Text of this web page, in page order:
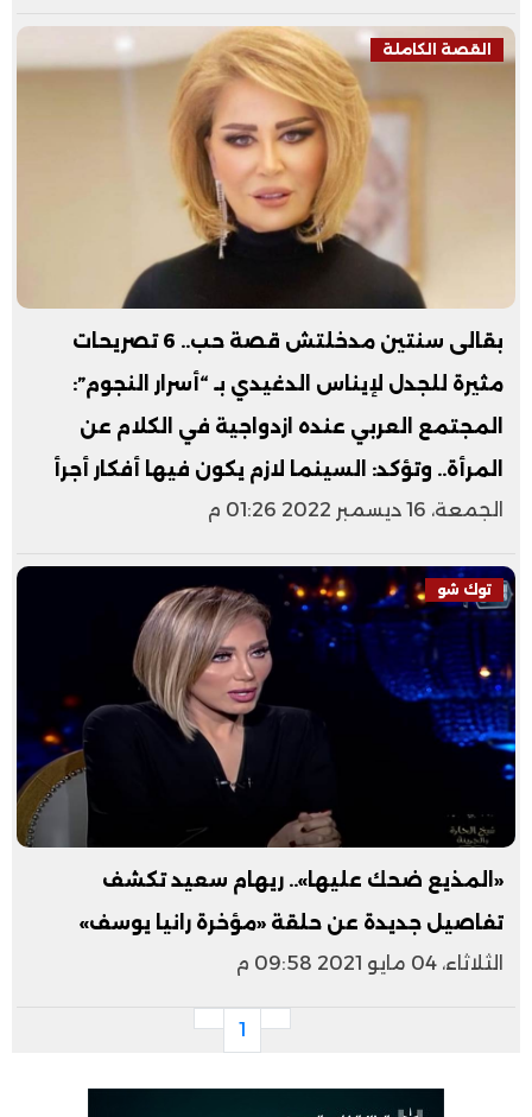
القصة الكاملة
بقالى سنتين مدخلتش قصة حب.. 6 تصريحات
مثيرة للجدل لإيناس الدغيدي بـ “أسرار النجوم”:
المجتمع العربي عنده ازدواجية في الكلام عن
المرأة.. وتؤكد: السينما لازم يكون فيها أفكار أجرأ
الجمعة، 16 ديسمبر 2022 01:26 م
توك شو
«المذيع ضحك عليها».. ريهام سعيد تكشف
تفاصيل جديدة عن حلقة «مؤخرة رانيا يوسف»
الثلاثاء، 04 مايو 2021 09:58 م
1